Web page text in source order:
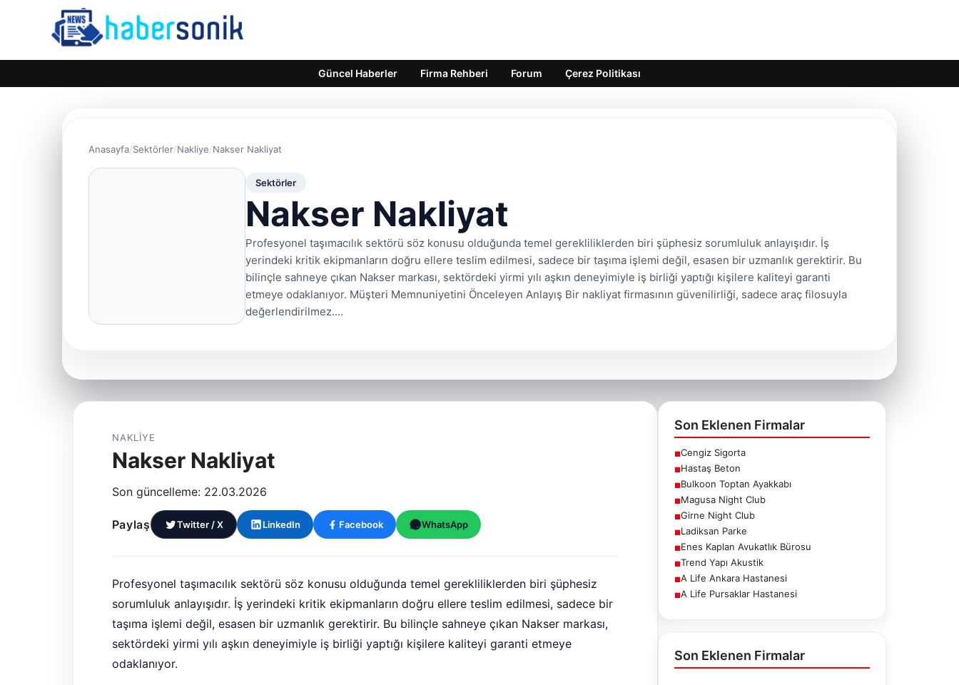
Güncel Haberler Firma Rehberi Forum Çerez Politikası
Anasayfa Sektörler Nakliye Nakser Nakliyat
Sektörler
Nakser Nakliyat
Profesyonel taşımacılık sektörü söz konusu olduğunda temel gerekliliklerden biri şüphesiz sorumluluk anlayışıdır. İş
yerindeki kritik ekipmanların doğru ellere teslim edilmesi, sadece bir taşıma işlemi değil, esasen bir uzmanlık gerektirir. Bu
bilinçle sahneye çıkan Nakser markası, sektördeki yirmi yılı aşkın deneyimiyle iş birliği yaptığı kişilere kaliteyi garanti
etmeye odaklanıyor. Müşteri Memnuniyetini Önceleyen Anlayış Bir nakliyat firmasının güvenilirliği, sadece araç filosuyla
değerlendirilmez.…
NAKLIYE
Nakser Nakliyat
Son güncelleme: 22.03.2026
Paylaş Twitter / X LinkedIn Facebook WhatsApp
Profesyonel taşımacılık sektörü söz konusu olduğunda temel gerekliliklerden biri şüphesiz
sorumluluk anlayışıdır. İş yerindeki kritik ekipmanların doğru ellere teslim edilmesi, sadece bir
taşıma işlemi değil, esasen bir uzmanlık gerektirir. Bu bilinçle sahneye çıkan Nakser markası,
sektördeki yirmi yılı aşkın deneyimiyle iş birliği yaptığı kişilere kaliteyi garanti etmeye
odaklanıyor.
Son Eklenen Firmalar
■Cengiz Sigorta
■Hastaş Beton
■Bulkoon Toptan Ayakkabı
■Magusa Night Club
■Girne Night Club
■Ladiksan Parke
■Enes Kaplan Avukatlık Bürosu
■Trend Yapı Akustik
■A Life Ankara Hastanesi
■A Life Pursaklar Hastanesi
Son Eklenen Firmalar